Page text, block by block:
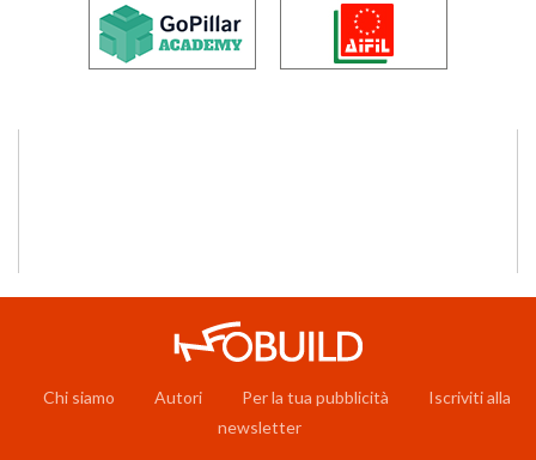
Chi siamo Autori Per la tua pubblicità
Iscriviti alla
newsletter